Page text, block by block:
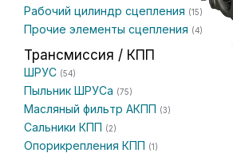
Рабочий цилиндр сцепления (15)
Прочие элементы сцепления (4)
Трансмиссия / КПП
ШРУС (54)
Пыльник ШРУСа (75)
Масляный фильтр АКПП (3)
Сальники КПП (2)
Опорикрепления КПП (1)